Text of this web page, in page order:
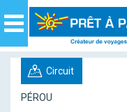
Navigation
Circuit
PÉROU
Panneau de gestion des